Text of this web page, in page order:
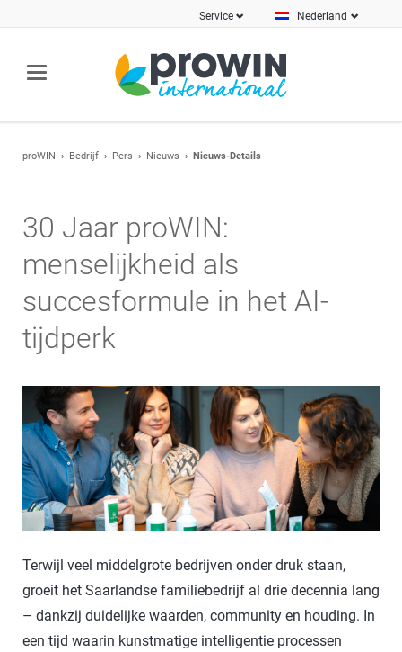
Nederland
Service
proWIN Bedrijf Pers Nieuws Nieuws-Details
30 Jaar proWIN:
menselijkheid als
succesformule in het AI-
tijdperk
Terwijl veel middelgrote bedrijven onder druk staan,
groeit het Saarlandse familiebedrijf al drie decennia lang
– dankzij duidelijke waarden, community en houding. In
een tijd waarin kunstmatige intelligentie processen